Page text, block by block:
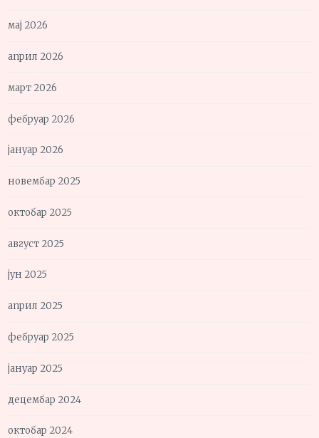
мај 2026
април 2026
март 2026
фебруар 2026
јануар 2026
новембар 2025
октобар 2025
август 2025
јун 2025
април 2025
фебруар 2025
јануар 2025
децембар 2024
октобар 2024